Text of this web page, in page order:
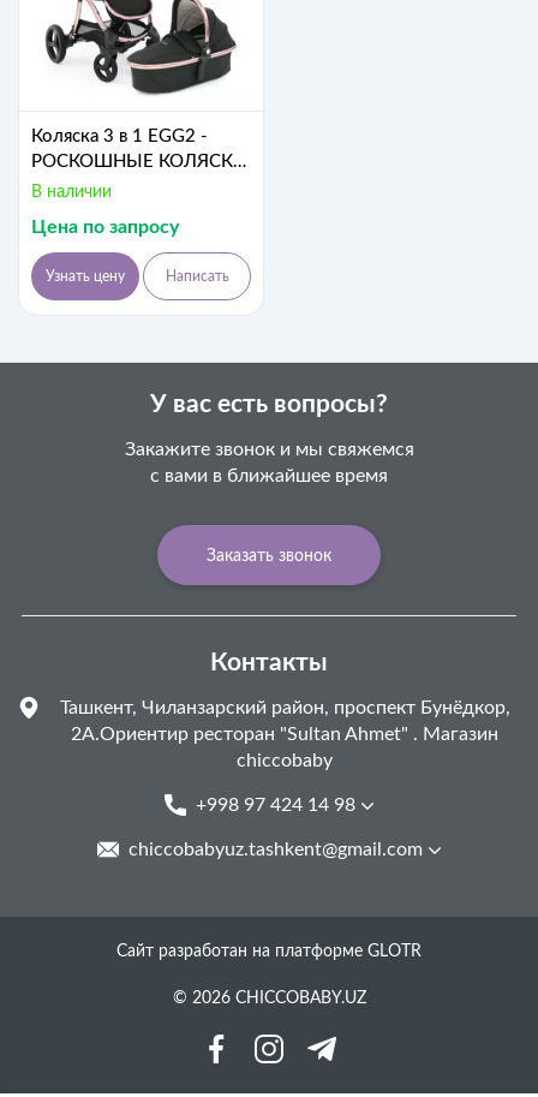
Коляска 3 в 1 EGG2 -
РОСКОШНЫЕ КОЛЯСКИ
ИЗ АНГЛИИ 🇬🇧
Black)
В наличии
Цена по запросу
Узнать цену Написать
У вас есть вопросы?
Закажите звонок и мы свяжемся
с вами в ближайшее время
Заказать звонок
Контакты
Ташкент, Чиланзарский район, проспект Бунёдкор,
2А.Ориентир ресторан "Sultan Ahmet" . Магазин
chiccobaby
+998 97 424 14 98
chiccobabyuz.tashkent@gmail.com
Сайт разработан на платформе GLOTR
© 2026 CHICCOBABY.UZ